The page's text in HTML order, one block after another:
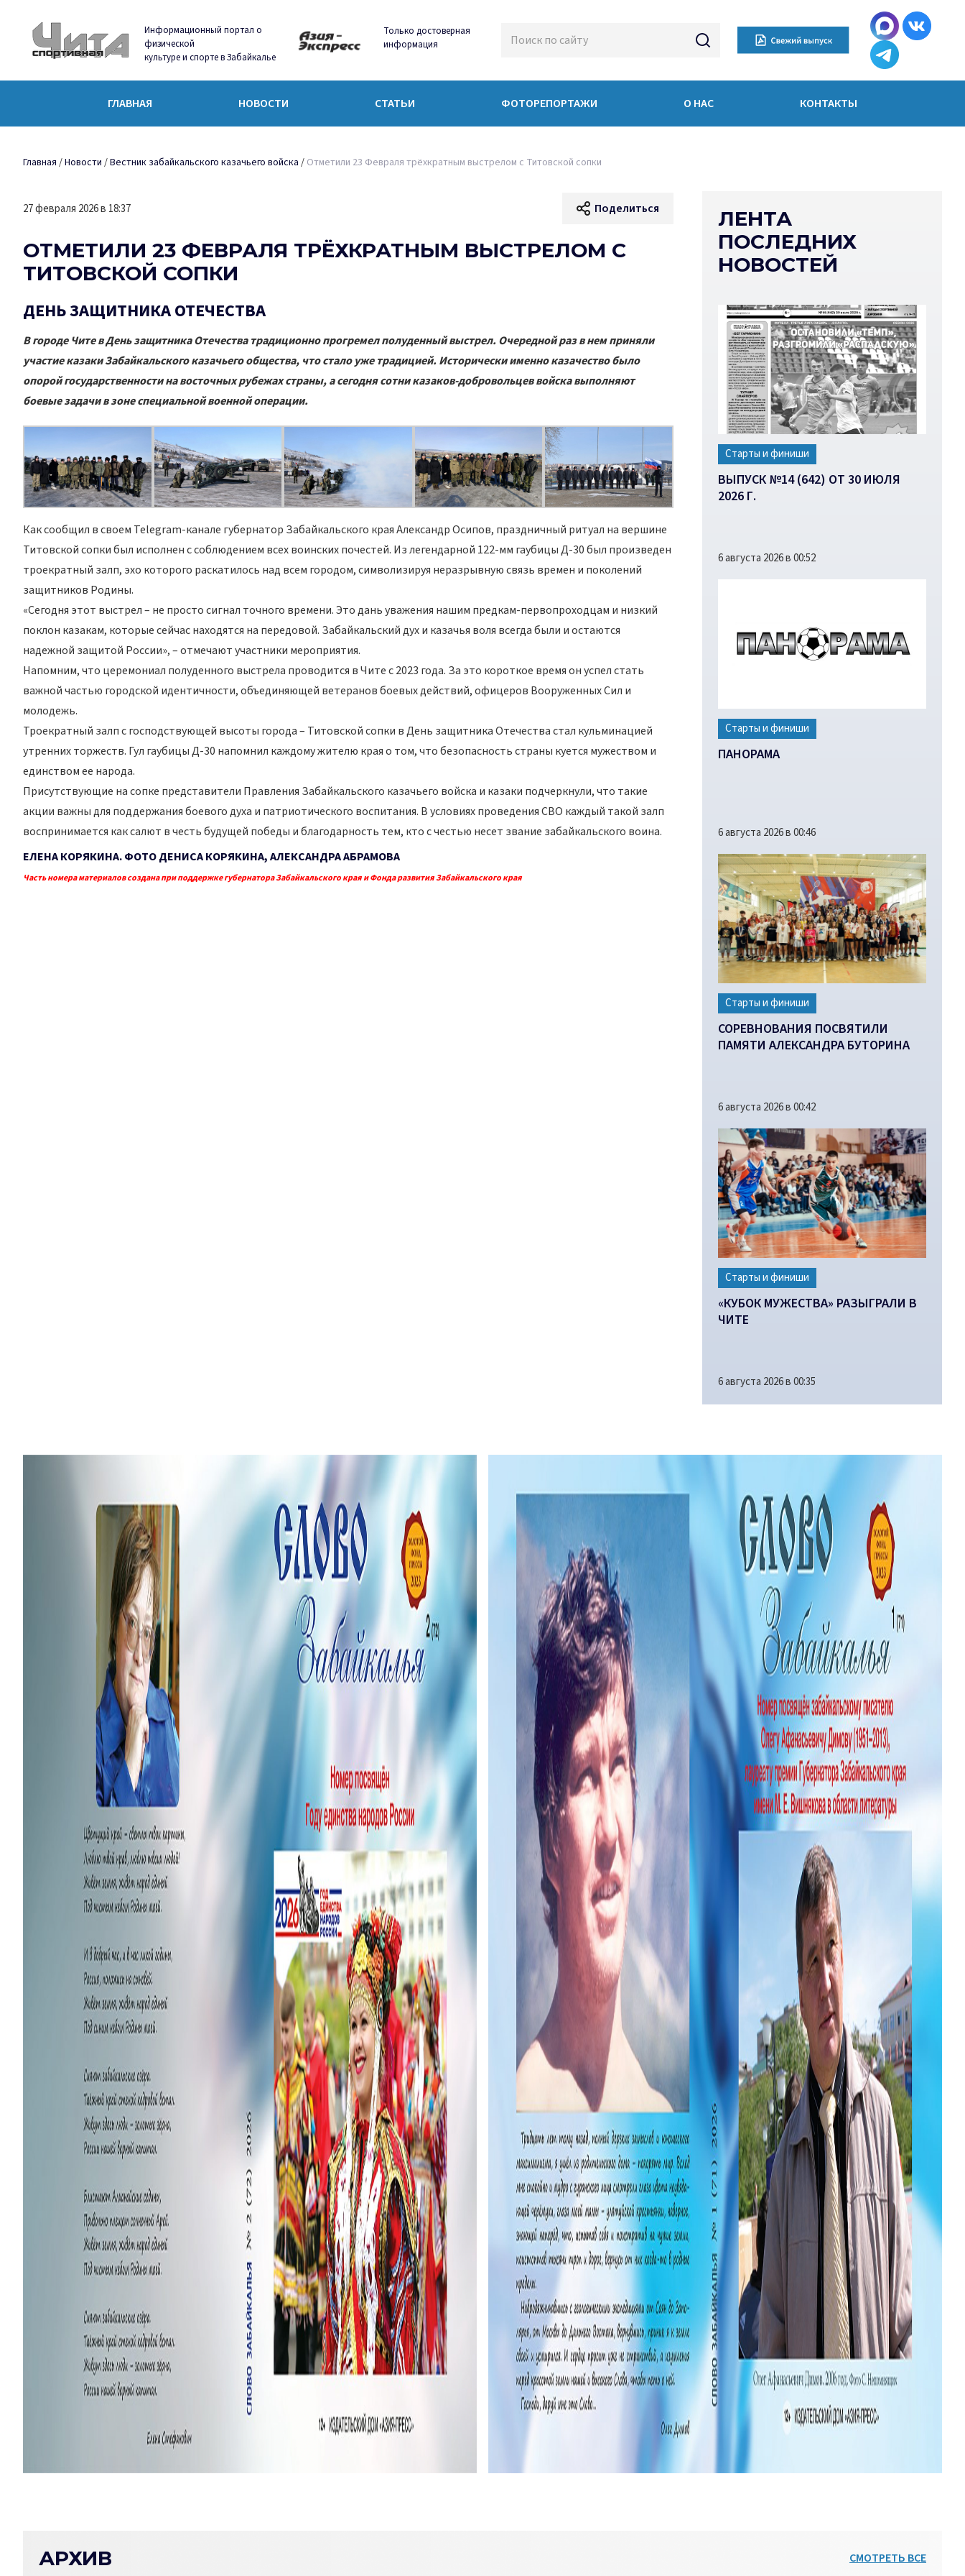
Информационный портал о
физической
культуре и спорте в Забайкалье
Только достоверная
информация
ГЛАВНАЯ НОВОСТИ СТАТЬИ ФОТОРЕПОРТАЖИ О НАС КОНТАКТЫ
Главная /Новости /Вестник забайкальского казачьего войска / Отметили 23 Февраля трёхкратным выстрелом с Титовской сопки
27 февраля 2026 в 18:37 Поделиться
ОТМЕТИЛИ 23 ФЕВРАЛЯ ТРЁХКРАТНЫМ ВЫСТРЕЛОМ С
ТИТОВСКОЙ СОПКИ
ДЕНЬ ЗАЩИТНИКА ОТЕЧЕСТВА
В городе Чите в День защитника Отечества традиционно прогремел полуденный выстрел. Очередной раз в нем приняли
участие казаки Забайкальского казачьего общества, что стало уже традицией. Исторически именно казачество было
опорой государственности на восточных рубежах страны, а сегодня сотни казаков-добровольцев войска выполняют
боевые задачи в зоне специальной военной операции.
Как сообщил в своем Telegram-канале губернатор Забайкальского края Александр Осипов, праздничный ритуал на вершине
Титовской сопки был исполнен с соблюдением всех воинских почестей. Из легендарной 122-мм гаубицы Д-30 был произведен
троекратный залп, эхо которого раскатилось над всем городом, символизируя неразрывную связь времен и поколений
защитников Родины.
«Сегодня этот выстрел – не просто сигнал точного времени. Это дань уважения нашим предкам-первопроходцам и низкий
поклон казакам, которые сейчас находятся на передовой. Забайкальский дух и казачья воля всегда были и остаются
надежной защитой России», – отмечают участники мероприятия.
Напомним, что церемониал полуденного выстрела проводится в Чите с 2023 года. За это короткое время он успел стать
важной частью городской идентичности, объединяющей ветеранов боевых действий, офицеров Вооруженных Сил и
молодежь.
Троекратный залп с господствующей высоты города – Титовской сопки в День защитника Отечества стал кульминацией
утренних торжеств. Гул гаубицы Д-30 напомнил каждому жителю края о том, что безопасность страны куется мужеством и
единством ее народа.
Присутствующие на сопке представители Правления Забайкальского казачьего войска и казаки подчеркнули, что такие
акции важны для поддержания боевого духа и патриотического воспитания. В условиях проведения СВО каждый такой залп
воспринимается как салют в честь будущей победы и благодарность тем, кто с честью несет звание забайкальского воина.
ЕЛЕНА КОРЯКИНА. ФОТО ДЕНИСА КОРЯКИНА, АЛЕКСАНДРА АБРАМОВА
Часть номера материалов создана при поддержке губернатора Забайкальского края и Фонда развития Забайкальского края
ЛЕНТА
ПОСЛЕДНИХ
НОВОСТЕЙ
Старты и финиши
ВЫПУСК №14 (642) ОТ 30 ИЮЛЯ
2026 Г.
6 августа 2026 в 00:52
Старты и финиши
ПАНОРАМА
6 августа 2026 в 00:46
Старты и финиши
СОРЕВНОВАНИЯ ПОСВЯТИЛИ
ПАМЯТИ АЛЕКСАНДРА БУТОРИНА
6 августа 2026 в 00:42
Старты и финиши
«КУБОК МУЖЕСТВА» РАЗЫГРАЛИ В
ЧИТЕ
6 августа 2026 в 00:35
АРХИВ СМОТРЕТЬ ВСЕ